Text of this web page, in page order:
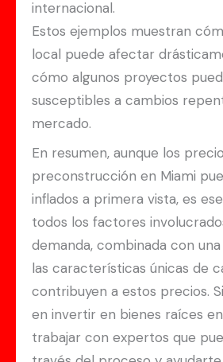
internacional.
Estos ejemplos muestran
local puede afectar
cómo algunos proyectos
susceptibles a cambios
mercado.
En resumen, aunque los
preconstrucción en Miami
inflados a primera vista, es
todos los factores
demanda, combinada con
las características únicas de
contribuyen a estos precios.
en invertir en bienes raíces
trabajar con expertos que